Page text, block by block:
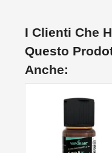
I Clienti Che
Questo
Anche: